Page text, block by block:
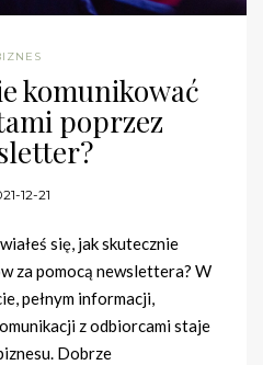
komunikować
poprzez
12-21
się, jak skutecznie
za pomocą newslettera? W
pełnym informacji,
z odbiorcami staje
Dobrze